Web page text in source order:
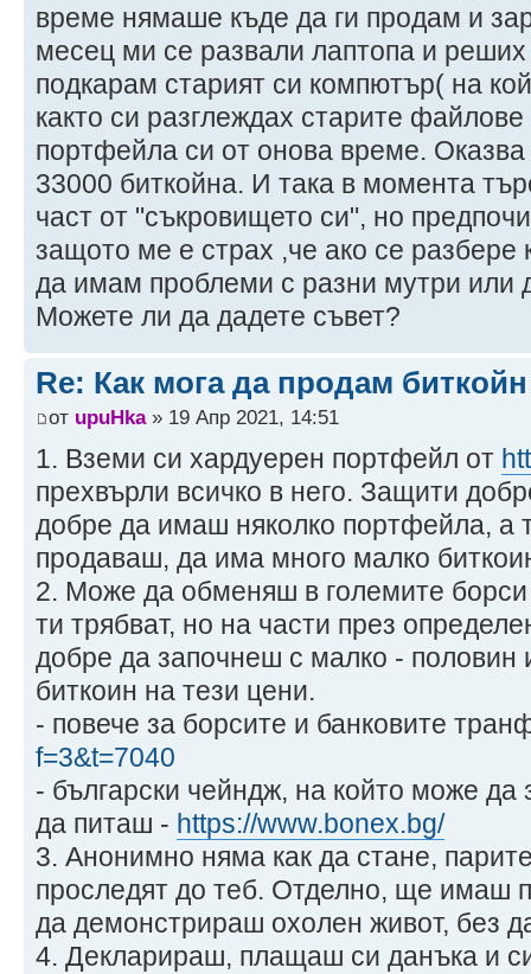
време нямаше къде да ги продам и
месец ми се развали лаптопа и
подкарам старият си компютър( на
както си разглеждах старите
портфейла си от онова време.
33000 биткойна. И така в момента
част от "съкровището си", но
защото ме е страх ,че ако се
да имам проблеми с разни мутри или
Можете ли да дадете съвет?
Re: Как мога да продам
от upuHka» 19 Апр 2021, 14:51
1. Вземи си хардуерен портфейл от
прехвърли всичко в него. Защити
добре да имаш няколко портфейла, а
продаваш, да има много малко
2. Може да обменяш в големите борси
ти трябват, но на части през
добре да започнеш с малко -
биткоин на тези цени.
- повече за борсите и банковите
f=3&t=7040
- български чейндж, на който може
да питаш - https://www.bonex.bg/
3. Анонимно няма как да стане,
проследят до теб. Отделно, ще имаш
да демонстрираш охолен живот, без
4. Декларираш, плащаш си данъка и